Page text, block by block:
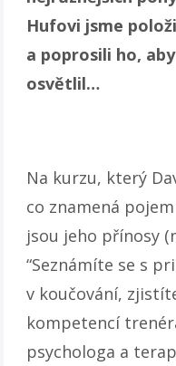
Hufovi jsme
a poprosili ho,
osvětlil…
Na kurzu, který
co znamená
jsou jeho přínosy
“Seznámíte se s
v koučování,
kompetencí
psychologa a